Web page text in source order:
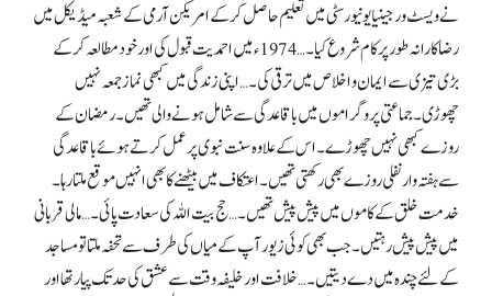
نے ویسٹ ورجینیا یونیورسٹی میں تعلیم حاصل کر کے امریکن آرمی کے شعبہ میڈیکل میں
رضا کارانہ طور پر کام شروع کیا۔ … 1974ء میں احمدیت قبول کی اور خود مطالعہ کر کے
بڑی تیزی سے ایمان و اخلاص میں ترقی کی۔ … اپنی زندگی میں کبھی نماز جمعہ نہیں
چھوڑی۔ جماعتی پروگراموں میں باقاعدگی سے شامل ہونے والی تھیں۔ رمضان کے
روزے کبھی نہیں چھوڑے۔ اس کے علاوہ سنت نبوی پر عمل کرتے ہوئے باقاعدگی
سے ہفتہ وار نفلی روزے بھی رکھتی تھیں۔ اعتکاف میں بیٹھنے کا بھی انہیں موقع ملتا رہا۔
خدمت خلق کے کاموں میں پیش پیش تھیں۔ … حج بیت اللہ کی سعادت پائی۔ … مالی قربانی
میں پیش پیش رہتیں۔ جب بھی کوئی زیور آپ کے میاں کی طرف سے تحفہ ملتا تو مساجد
کے لئے چندہ میں دے دیتیں۔ …خلافت اور خلیفہ وقت سے عشق کی حد تک پیار تھا اور